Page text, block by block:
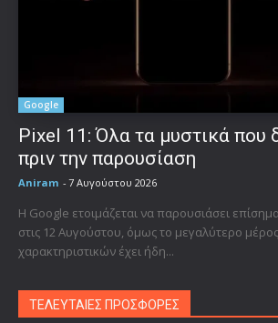
Google
Pixel 11: Όλα τα μυστικά που
πριν την παρουσίαση
Aniram - 7 Αυγούστου 2026
Η Google ετοιμάζεται να παρουσιάσει
στις 12 Αυγούστου, όμως το μεγαλύτερο
χαρακτηριστικών έχει ήδη...
ΤΕΛΕΥΤΑΙΕΣ ΠΡΟΣΦΟΡΕΣ